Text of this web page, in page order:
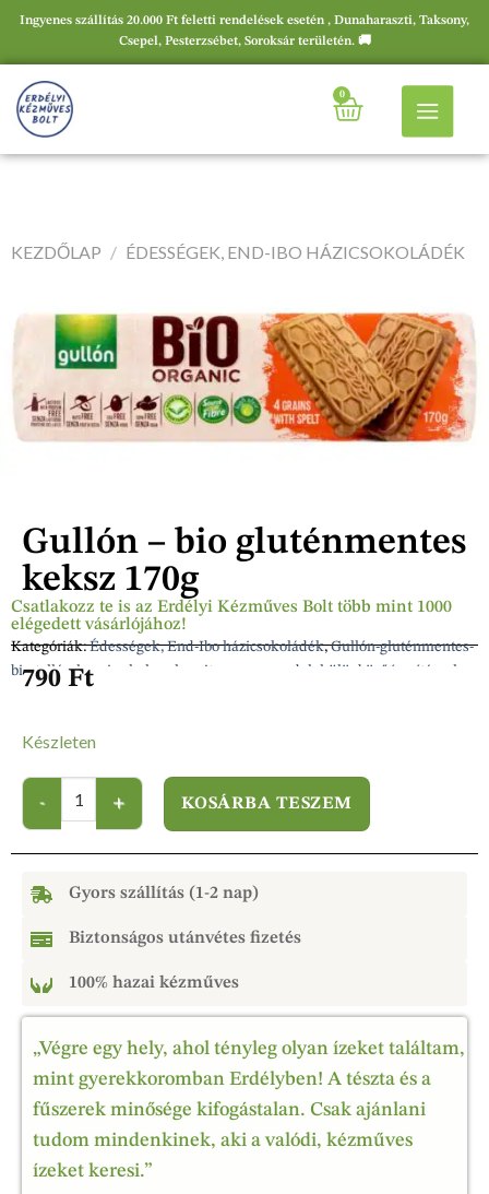
Ingyenes szállítás 20.000 Ft feletti rendelések esetén , Dunaharaszti, Taksony,
Csepel, Pesterzsébet, Soroksár területén. 🚚
0
Csatlakozz te is az Erdélyi Kézműves Bolt több mint 1000
elégedett vásárlójához!
Kategóriák:Édességek, End-Ibo házicsokoládék,Gullón-gluténmentes-
bio-tallérok, vajas kekszek, sajtos-magos rudak különböző ízesítéssel
Gullón – bio gluténmentes
keksz 170g
790 Ft
Készleten
KOSÁRBA TESZEM
Gyors szállítás (1-2 nap)
Biztonságos utánvétes fizetés
100% hazai kézműves
„Végre egy hely, ahol tényleg olyan ízeket találtam,
mint gyerekkoromban Erdélyben! A tészta és a
fűszerek minősége kifogástalan. Csak ajánlani
tudom mindenkinek, aki a valódi, kézműves
ízeket keresi.”
KEZDŐLAP / ÉDESSÉGEK, END-IBO HÁZICSOKOLÁDÉK